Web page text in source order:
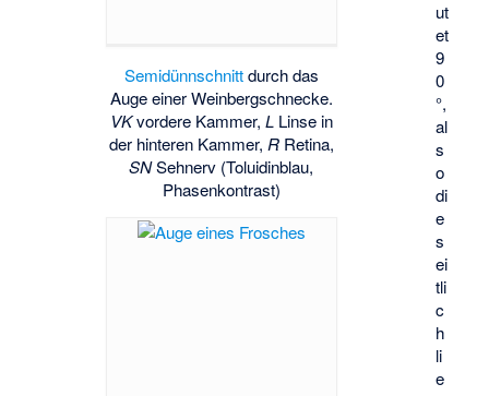
ut
et
9
0
°,
al
s
o
di
e
s
ei
tli
c
h
li
e
Semidünnschnittdurch das
Auge einer Weinbergschnecke.
VKvordere Kammer, LLinse in
der hinteren Kammer, RRetina,
SNSehnerv (Toluidinblau,
Phasenkontrast)